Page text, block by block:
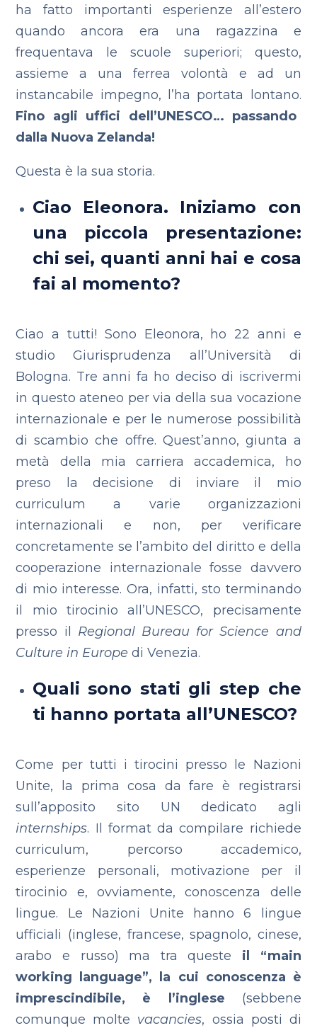
ha fatto importanti esperienze all’estero
quando ancora era una ragazzina e
frequentava le scuole superiori; questo,
assieme a una ferrea volontà e ad un
instancabile impegno, l’ha portata lontano.
Fino agli uffici dell’UNESCO… passando
dalla Nuova Zelanda!
Questa è la sua storia.
Ciao Eleonora. Iniziamo con
una piccola presentazione:
chi sei, quanti anni hai e cosa
fai al momento?
Ciao a tutti! Sono Eleonora, ho 22 anni e
studio Giurisprudenza all’Università di
Bologna. Tre anni fa ho deciso di iscrivermi
in questo ateneo per via della sua vocazione
internazionale e per le numerose possibilità
di scambio che offre. Quest’anno, giunta a
metà della mia carriera accademica, ho
preso la decisione di inviare il mio
curriculum a varie organizzazioni
internazionali e non, per verificare
concretamente se l’ambito del diritto e della
cooperazione internazionale fosse davvero
di mio interesse. Ora, infatti, sto terminando
il mio tirocinio all’UNESCO, precisamente
presso il Regional Bureau for Science and
Culture in Europe di Venezia.
Quali sono stati gli step che
ti hanno portata all’UNESCO?
Come per tutti i tirocini presso le Nazioni
Unite, la prima cosa da fare è registrarsi
sull’apposito sito UN dedicato agli
internships. Il format da compilare richiede
curriculum, percorso accademico,
esperienze personali, motivazione per il
tirocinio e, ovviamente, conoscenza delle
lingue. Le Nazioni Unite hanno 6 lingue
ufficiali (inglese, francese, spagnolo, cinese,
arabo e russo) ma tra queste il “main
working language”, la cui conoscenza è
imprescindibile, è l’inglese (sebbene
comunque molte vacancies, ossia posti di